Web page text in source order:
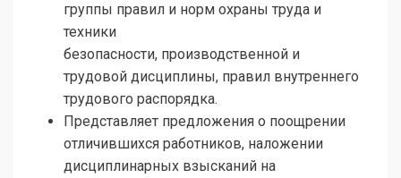
группы правил и норм охраны труда и
техники
безопасности, производственной и
трудовой дисциплины, правил внутреннего
трудового распорядка.
Представляет предложения о поощрении
отличившихся работников, наложении
дисциплинарных взысканий на